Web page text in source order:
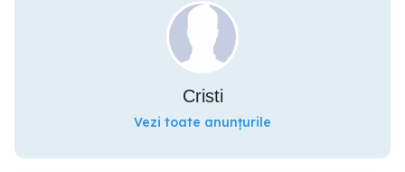
Cristi
Vezi toate anunțurile